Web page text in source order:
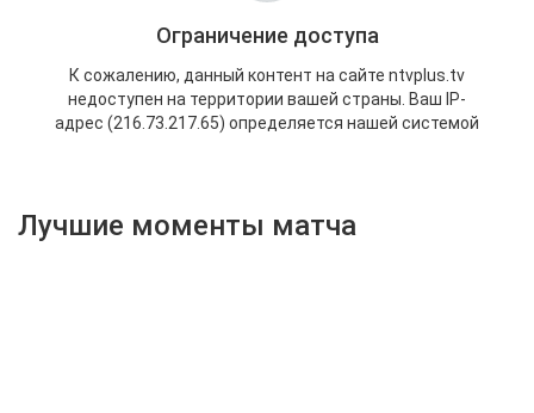
Лучшие моменты матча